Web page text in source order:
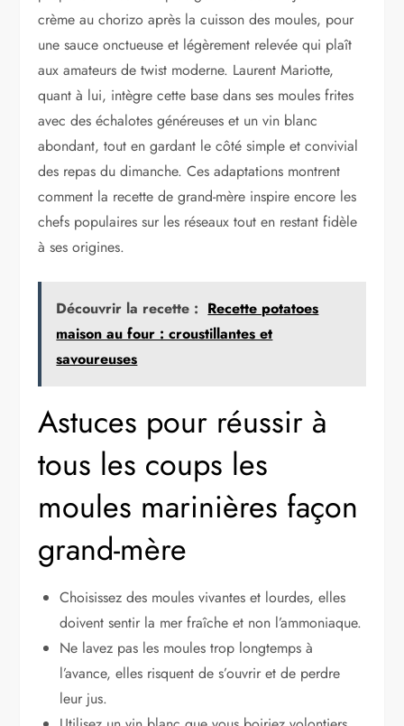
crème au chorizo après la cuisson des moules, pour
une sauce onctueuse et légèrement relevée qui plaît
aux amateurs de twist moderne. Laurent Mariotte,
quant à lui, intègre cette base dans ses moules frites
avec des échalotes généreuses et un vin blanc
abondant, tout en gardant le côté simple et convivial
des repas du dimanche. Ces adaptations montrent
comment la recette de grand-mère inspire encore les
chefs populaires sur les réseaux tout en restant fidèle
à ses origines.
Découvrir la recette : Recette potatoes
maison au four : croustillantes et
savoureuses
Astuces pour réussir à
tous les coups les
moules marinières façon
grand-mère
Choisissez des moules vivantes et lourdes, elles
doivent sentir la mer fraîche et non l’ammoniaque.
Ne lavez pas les moules trop longtemps à
l’avance, elles risquent de s’ouvrir et de perdre
leur jus.